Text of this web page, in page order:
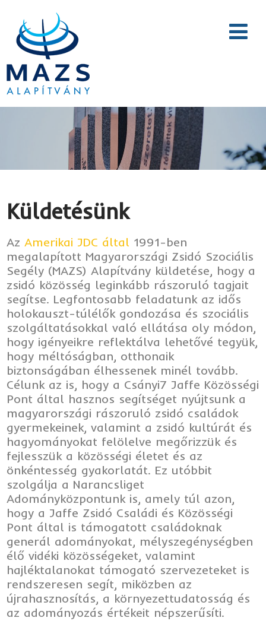
Küldetésünk
AzAmerikai JDC által 1991-ben
megalapított Magyarországi Zsidó Szociális
Segély (MAZS) Alapítvány küldetése, hogy a
zsidó közösség leginkább rászoruló tagjait
segítse. Legfontosabb feladatunk az idős
holokauszt-túlélők gondozása és szociális
szolgáltatásokkal való ellátása oly módon,
hogy igényeikre reflektálva lehetővé tegyük,
hogy méltóságban, otthonaik
biztonságában élhessenek minél tovább.
Célunk az is, hogy a Csányi7 Jaffe Közösségi
Pont által hasznos segítséget nyújtsunk a
magyarországi rászoruló zsidó családok
gyermekeinek, valamint a zsidó kultúrát és
hagyományokat felölelve megőrizzük és
fejlesszük a közösségi életet és az
önkéntesség gyakorlatát. Ez utóbbit
szolgálja a Narancsliget
Adományközpontunk is, amely túl azon,
hogy a Jaffe Zsidó Családi és Közösségi
Pont által is támogatott családoknak
generál adományokat, mélyszegénységben
élő vidéki közösségeket, valamint
hajléktalanokat támogató szervezeteket is
rendszeresen segít, miközben az
újrahasznosítás, a környezettudatosság és
az adományozás értékeit népszerűsíti.